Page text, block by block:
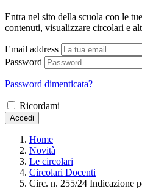
Entra nel sito della scuola con le
contenuti, visualizzare circolari e
Email address
Password
Password dimenticata?
Ricordami
Accedi
Home
Novità
Le circolari
Circolari Docenti
Circ. n. 255/24 Indicazione